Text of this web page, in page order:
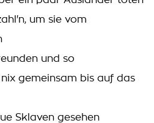
um sie vom
und so
nix gemeinsam bis auf das
Sklaven gesehen